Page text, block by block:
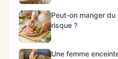
Peut-on manger
risque ?
Une femme